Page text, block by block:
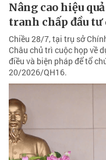
Nâng cao hiệu
tranh chấp đầu tư
Chiều 28/7, tại trụ sở
Châu chủ trì cuộc họp về
điều và biện pháp để tổ
20/2026/QH16.